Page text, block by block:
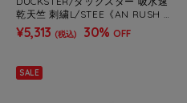
乾天竺 刺繍L/STEE《AN RUSH LI
FE》 (MENS)
¥5,313 (税込) 30% OFF
SALE